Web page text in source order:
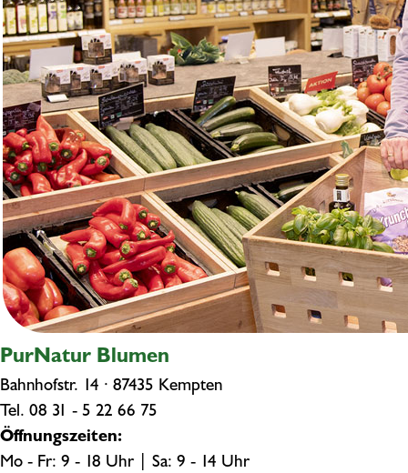
PurNatur Blumen
Bahnhofstr. 14 · 87435 Kempten
Tel. 08 31 - 5 22 66 75
Öffnungszeiten:
Mo - Fr: 9 - 18 Uhr | Sa: 9 - 14 Uhr